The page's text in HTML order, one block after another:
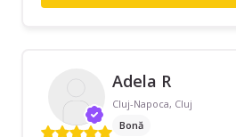
Adela R
Cluj-Napoca, Cluj
Bonă